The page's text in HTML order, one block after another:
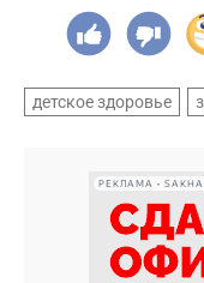
детское здоровье
РЕКЛАМА •